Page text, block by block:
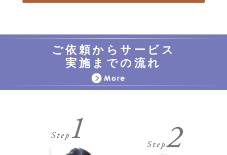
ご依頼からサービス
実施までの流れ